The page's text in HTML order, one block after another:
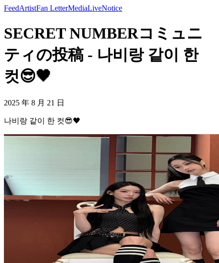
FeedArtistFan LetterMediaLiveNotice
SECRET NUMBERコミュニ
ティの投稿 - 나비랑 같이 한
컷😎🖤
2025 年 8 月 21 日
나비랑 같이 한 컷😎🖤